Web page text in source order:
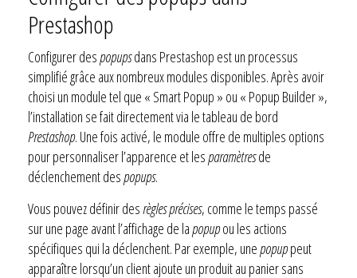
Prestashop
Configurer despopupsdans Prestashop est un processus
simplifié grâce aux nombreux modules disponibles. Après avoir
choisi un module tel que « Smart Popup » ou « Popup Builder »,
l’installation se fait directement via le tableau de bord
Prestashop. Une fois activé, le module offre de multiples options
pour personnaliser l’apparence et lesparamètresde
déclenchement despopups.
Vous pouvez définir des règles précises, comme le temps passé
sur une page avant l’affichage de lapopupou les actions
spécifiques qui la déclenchent. Par exemple, unepopuppeut
apparaître lorsqu’un client ajoute un produit au panier sans